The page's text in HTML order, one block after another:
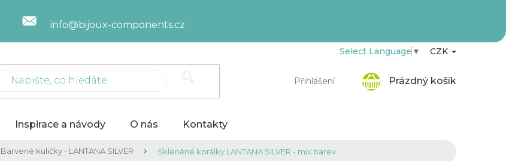
info@bijoux-components.cz
Přihlášení
Select Language ▼ CZK
Prázdný košík
Inspirace a návody O nás Kontakty
Barvené kuličky - LANTANA SILVER Skleněné korálky LANTANA SILVER - mix barev